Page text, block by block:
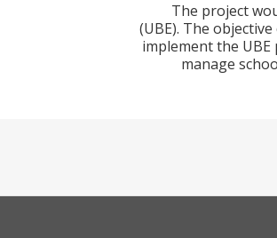
The project
(UBE). The
implement the
manage